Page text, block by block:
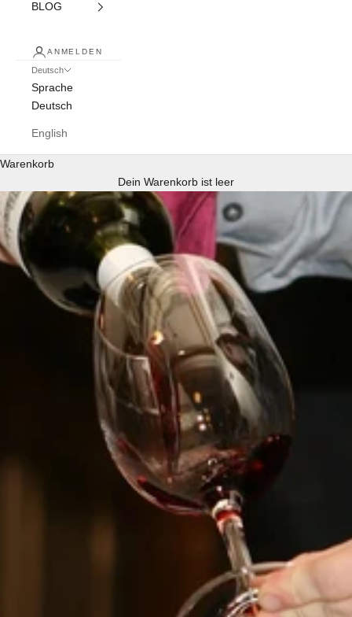
BLOG
ANMELDEN
Deutsch
Sprache
Deutsch
English
Warenkorb
Dein Warenkorb ist leer